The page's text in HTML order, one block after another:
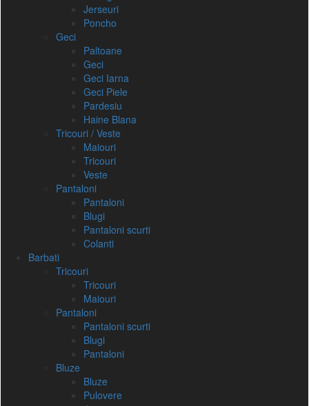
Jerseuri
Poncho
Geci
Paltoane
Geci
Geci Iarna
Geci Piele
Pardesiu
Haine Blana
Tricouri / Veste
Maiouri
Tricouri
Veste
Pantaloni
Pantaloni
Blugi
Pantaloni scurti
Colanti
Barbati
Tricouri
Tricouri
Maiouri
Pantaloni
Pantaloni scurti
Blugi
Pantaloni
Bluze
Bluze
Pulovere